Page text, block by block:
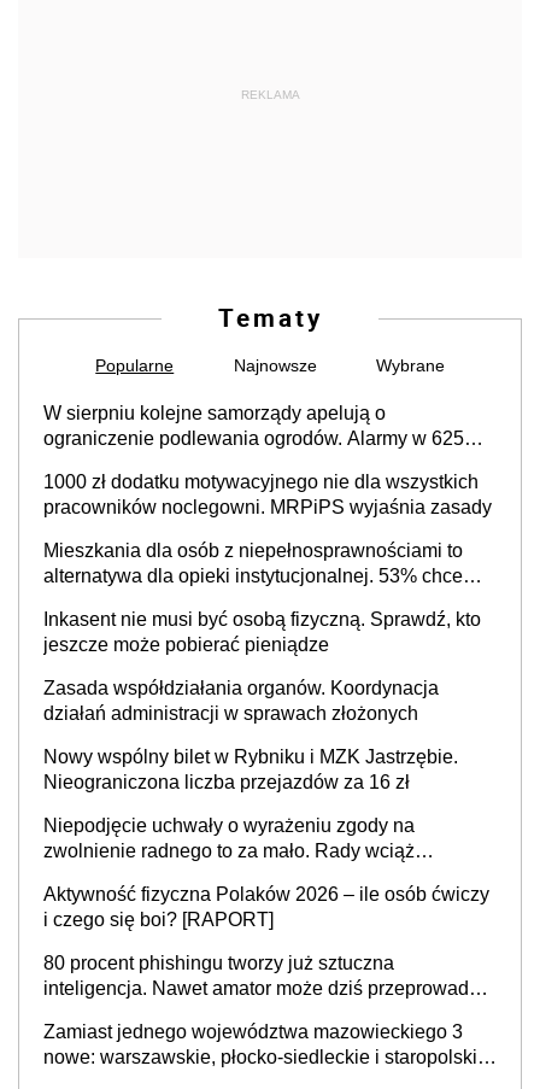
REKLAMA
Tematy
Popularne Najnowsze Wybrane
W sierpniu kolejne samorządy apelują o
ograniczenie podlewania ogrodów. Alarmy w 625
cały kraj
1000 zł dodatku motywacyjnego nie dla wszystkich
pracowników noclegowni. MRPiPS wyjaśnia zasady
Mieszkania dla osób z niepełnosprawnościami to
alternatywa dla opieki instytucjonalnej. 53% chce
Inkasent nie musi być osobą fizyczną. Sprawdź, kto
jeszcze może pobierać pieniądze
Zasada współdziałania organów. Koordynacja
działań administracji w sprawach złożonych
Nowy wspólny bilet w Rybniku i MZK Jastrzębie.
Nieograniczona liczba przejazdów za 16 zł
Niepodjęcie uchwały o wyrażeniu zgody na
zwolnienie radnego to za mało. Rady wciąż
sprawy
Aktywność fizyczna Polaków 2026 – ile osób ćwiczy
i czego się boi? [RAPORT]
80 procent phishingu tworzy już sztuczna
inteligencja. Nawet amator może dziś przeprowadzić
Zamiast jednego województwa mazowieckiego 3
nowe: warszawskie, płocko-siedleckie i staropolskie.